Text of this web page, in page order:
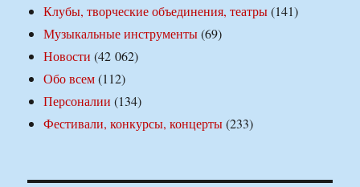
Клубы, творческие объединения, театры(141)
Музыкальные инструменты(69)
Новости (42 062)
Обо всем(112)
Персоналии (134)
Фестивали, конкурсы, концерты(233)